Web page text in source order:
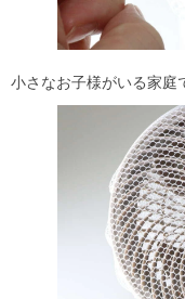
小さなお子様がいる家庭